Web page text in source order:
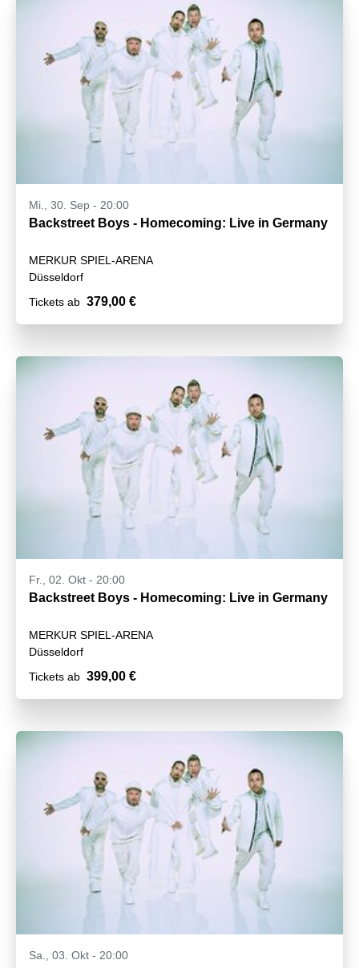
Mi., 30. Sep - 20:00
Backstreet Boys - Homecoming: Live in Germany
MERKUR SPIEL-ARENA
Düsseldorf
Tickets ab 379,00 €
Fr., 02. Okt - 20:00
Backstreet Boys - Homecoming: Live in Germany
MERKUR SPIEL-ARENA
Düsseldorf
Tickets ab 399,00 €
Sa., 03. Okt - 20:00